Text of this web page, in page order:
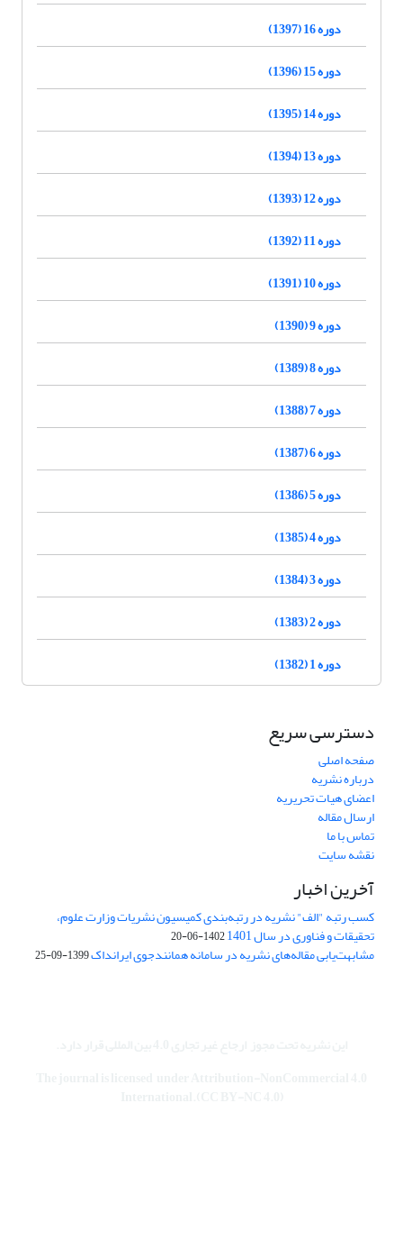
دوره 16 (1397)
دوره 15 (1396)
دوره 14 (1395)
دوره 13 (1394)
دوره 12 (1393)
دوره 11 (1392)
دوره 10 (1391)
دوره 9 (1390)
دوره 8 (1389)
دوره 7 (1388)
دوره 6 (1387)
دوره 5 (1386)
دوره 4 (1385)
دوره 3 (1384)
دوره 2 (1383)
دوره 1 (1382)
دسترسی سریع
صفحه اصلی
درباره نشریه
اعضای هیات تحریریه
ارسال مقاله
تماس با ما
نقشه سایت
آخرین اخبار
کسب رتبه "الف" نشریه در رتبه‌بندی کمیسیون نشریات وزارت علوم،
تحقیقات و فناوری در سال 1401 1402-06-20
مشابهت‌یابی مقاله‌های نشریه در سامانه همانندجوی ایرانداک1399-09-25